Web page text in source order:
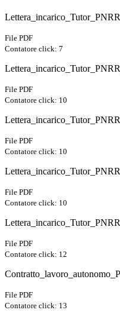
File PDF
Contatore click: 7
File PDF
Contatore click: 10
File PDF
Contatore click: 10
File PDF
Contatore click: 10
File PDF
Contatore click: 12
File PDF
Contatore click: 13